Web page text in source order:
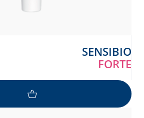
SENSIBIO
FORTE